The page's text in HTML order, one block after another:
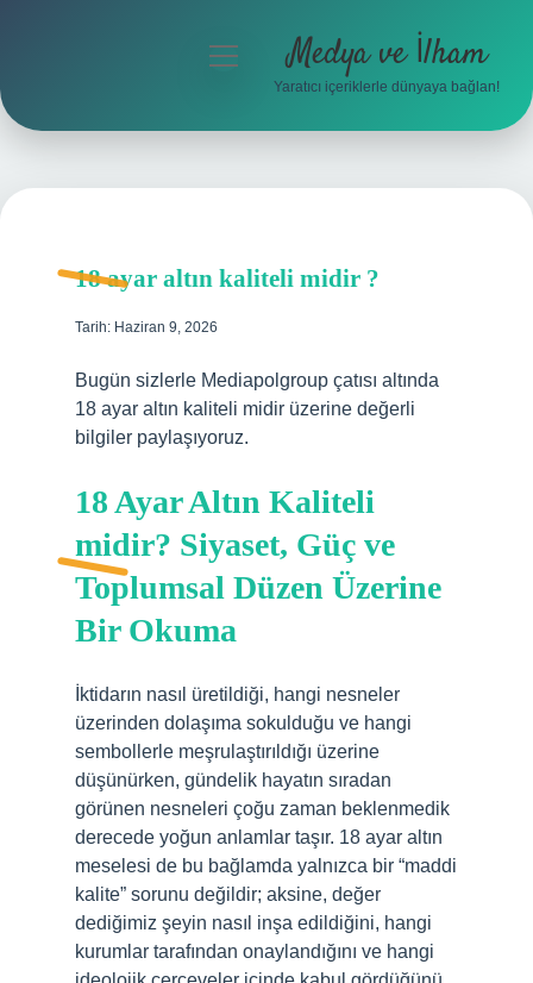
Hakkımızda
menüyü
Medya ve İlham
Yaratıcı içeriklerle dünyaya bağlan!
18 ayar altın kaliteli midir ?
Tarih: Haziran 9, 2026
Bugün sizlerle Mediapolgroup çatısı altında
18 ayar altın kaliteli midir üzerine değerli
bilgiler paylaşıyoruz.
18 Ayar Altın Kaliteli
midir? Siyaset, Güç ve
Toplumsal Düzen Üzerine
Bir Okuma
İktidarın nasıl üretildiği, hangi nesneler
üzerinden dolaşıma sokulduğu ve hangi
sembollerle meşrulaştırıldığı üzerine
düşünürken, gündelik hayatın sıradan
görünen nesneleri çoğu zaman beklenmedik
derecede yoğun anlamlar taşır. 18 ayar altın
meselesi de bu bağlamda yalnızca bir “maddi
kalite” sorunu değildir; aksine, değer
dediğimiz şeyin nasıl inşa edildiğini, hangi
kurumlar tarafından onaylandığını ve hangi